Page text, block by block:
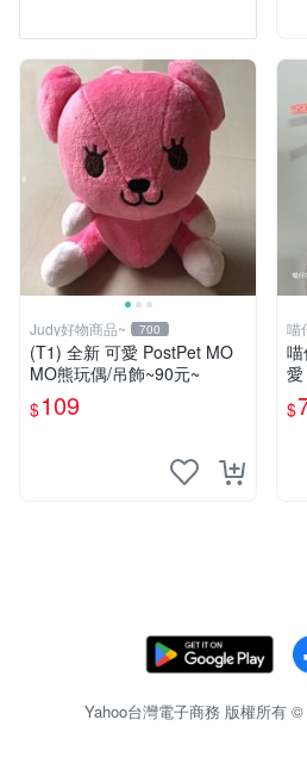
Judy好物商品~ 700
(T1) 全新 可愛 PostPet MO
MO熊玩偶/吊飾~90元~
$109
愛
$
Yahoo台灣電子商務 版權所有